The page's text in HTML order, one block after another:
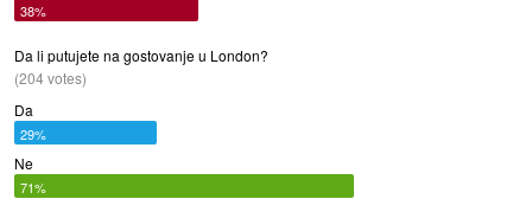
38%
Da li putujete na gostovanje u London?
(204 votes)
Da
29%
Ne
71%